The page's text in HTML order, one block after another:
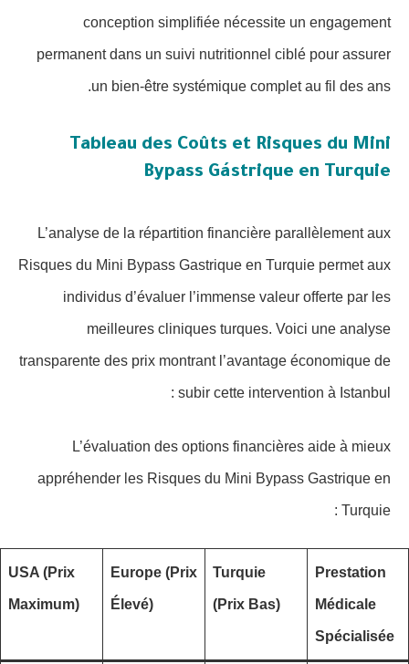
conception simplifiée nécessite un engagement
permanent dans un suivi nutritionnel ciblé pour assurer
un bien-être systémique complet au fil des ans.
Tableau des Coûts et Risques du Mini
Bypass Gástrique en Turquie
L’analyse de la répartition financière parallèlement aux
Risques du Mini Bypass Gastrique en Turquie permet aux
individus d’évaluer l’immense valeur offerte par les
meilleures cliniques turques. Voici une analyse
transparente des prix montrant l’avantage économique de
subir cette intervention à Istanbul :
L’évaluation des options financières aide à mieux
appréhender les Risques du Mini Bypass Gastrique en
Turquie :
Prestation
Médicale
Spécialisée
Turquie
(Prix Bas)
Europe (Prix
Élevé)
USA (Prix
Maximum)